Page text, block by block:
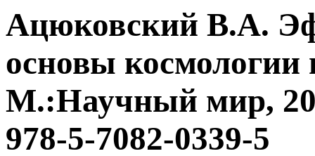
Ацюковский В.А.
основы космологии
М.:Научный мир,
978-5-7082-0339-5